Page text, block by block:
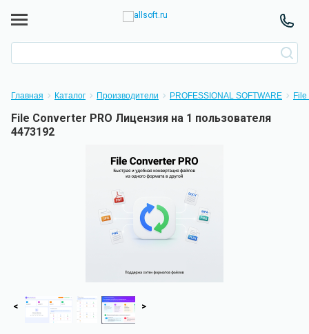
Главная Каталог Производители PROFESSIONAL SOFTWARE
File Converter PRO Лицензия на 1 пользователя
4473192
< >